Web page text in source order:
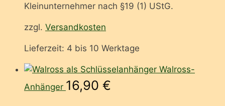
Kleinunternehmer nach §19 (1) UStG.
zzgl. Versandkosten
Lieferzeit: 4 bis 10 Werktage
Walross-
Anhänger 16,90 €